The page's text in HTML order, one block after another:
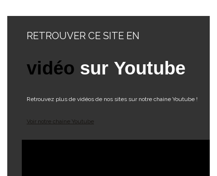
RETROUVER CE SITE EN
vidéo sur Youtube
Retrouvez plus de vidéos de nos sites sur notre chaine Youtube !
Voir notre chaine Youtube